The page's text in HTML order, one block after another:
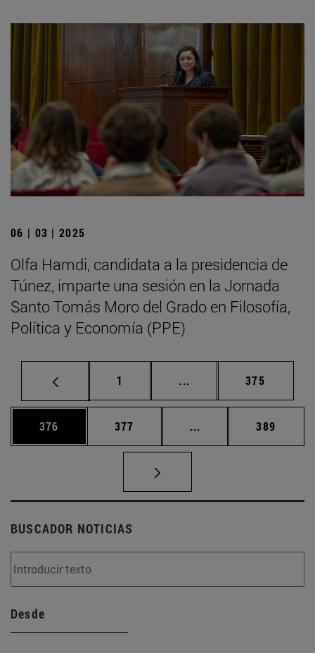
06 | 03 | 2025
Olfa Hamdi, candidata a la presidencia de
Túnez, imparte una sesión en la Jornada
Santo Tomás Moro del Grado en Filosofía,
Política y Economía (PPE)
Página
1 ... Páginas intermedias
Página
375
Página
376 Página
377 ... Páginas intermedias
Página
389
BUSCADOR NOTICIAS
Desde